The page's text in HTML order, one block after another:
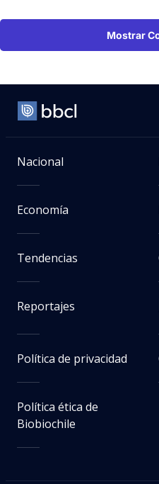
Mostrar
Nacional
Economía
Tendencias
Reportajes
Política de privacidad
Política ética de
Biobiochile